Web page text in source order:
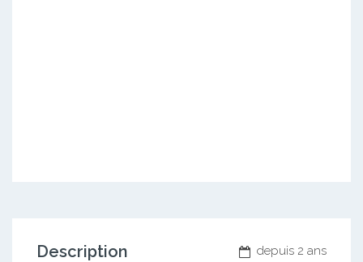
depuis 2 ans
Description